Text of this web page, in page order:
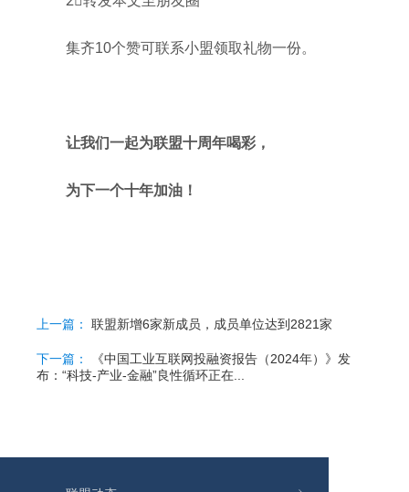
集齐10个赞可联系小盟领取礼物一份。
让我们一起为联盟十周年喝彩，
为下一个十年加油！
上一篇： 联盟新增6家新成员，成员单位达到2821家
下一篇：
《中国工业互联网投融资报告（2024年）》发
布：“科技-产业-金融”良性循环正在...